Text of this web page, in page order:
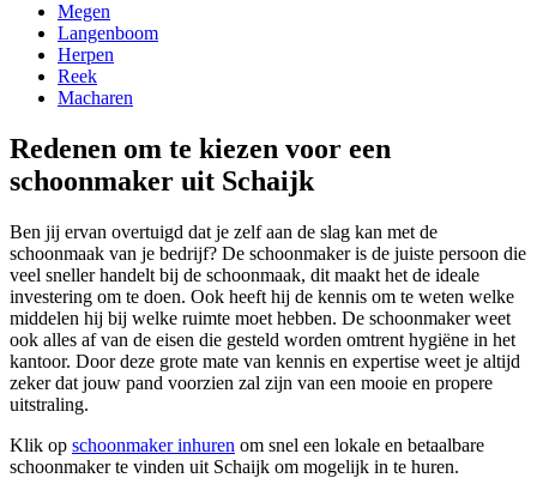
Megen
Langenboom
Herpen
Reek
Macharen
Redenen om te kiezen voor een
schoonmaker uit Schaijk
Ben jij ervan overtuigd dat je zelf aan de slag kan met de
schoonmaak van je bedrijf? De schoonmaker is de juiste persoon die
veel sneller handelt bij de schoonmaak, dit maakt het de ideale
investering om te doen. Ook heeft hij de kennis om te weten welke
middelen hij bij welke ruimte moet hebben. De schoonmaker weet
ook alles af van de eisen die gesteld worden omtrent hygiëne in het
kantoor. Door deze grote mate van kennis en expertise weet je altijd
zeker dat jouw pand voorzien zal zijn van een mooie en propere
uitstraling.
Klik op schoonmaker inhuren om snel een lokale en betaalbare
schoonmaker te vinden uit Schaijk om mogelijk in te huren.